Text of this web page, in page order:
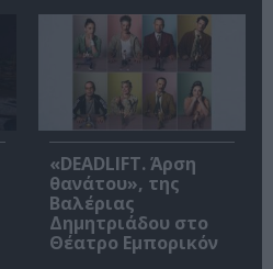
«DEADLIFT. Άρση
θανάτου», της
Βαλέριας
Δημητριάδου στο
Θέατρο Εμπορικόν